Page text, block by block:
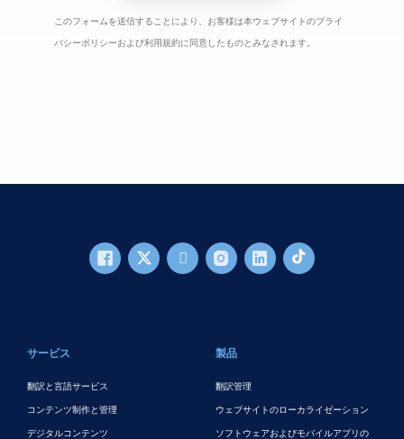
このフォームを送信することにより、お客様は本ウェブサイトのプライ
バシーポリシーおよび利用規約に同意したものとみなされます。
サービス
翻訳と言語サービス
コンテンツ制作と管理
デジタルコンテンツ
製品
翻訳管理
ウェブサイトのローカライゼーション
ソフトウェアおよびモバイルアプリの